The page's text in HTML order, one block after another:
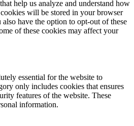
help us analyze and understand how
will be stored in your browser
have the option to opt-out of these
of these cookies may affect your
essential for the website to
only includes cookies that ensures
features of the website. These
information.